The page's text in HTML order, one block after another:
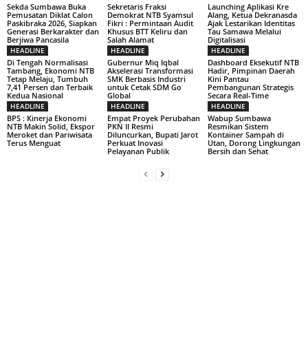
Sekda Sumbawa Buka
Pemusatan Diklat Calon
Paskibraka 2026, Siapkan
Generasi Berkarakter dan
Berjiwa Pancasila
Sekretaris Fraksi
Demokrat NTB Syamsul
Fikri : Permintaan Audit
Khusus BTT Keliru dan
Salah Alamat
Launching Aplikasi Kre
Alang, Ketua Dekranasda
Ajak Lestarikan Identitas
Tau Samawa Melalui
Digitalisasi
HEADLINE
Di Tengah Normalisasi
Tambang, Ekonomi NTB
Tetap Melaju, Tumbuh
7,41 Persen dan Terbaik
Kedua Nasional
HEADLINE
Gubernur Miq Iqbal
Akselerasi Transformasi
SMK Berbasis Industri
untuk Cetak SDM Go
Global
HEADLINE
Dashboard Eksekutif NTB
Hadir, Pimpinan Daerah
Kini Pantau
Pembangunan Strategis
Secara Real-Time
HEADLINE
BPS : Kinerja Ekonomi
NTB Makin Solid, Ekspor
Meroket dan Pariwisata
Terus Menguat
HEADLINE
Empat Proyek Perubahan
PKN II Resmi
Diluncurkan, Bupati Jarot
Perkuat Inovasi
Pelayanan Publik
HEADLINE
Wabup Sumbawa
Resmikan Sistem
Kontainer Sampah di
Utan, Dorong Lingkungan
Bersih dan Sehat